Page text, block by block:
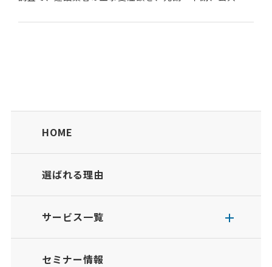
ごとにデータ化し公表している。大手建設会社50社を...
HOME
選ばれる理由
サービス一覧
セミナー情報